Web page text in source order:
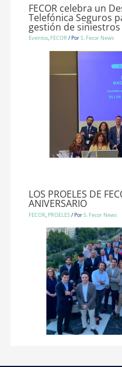
FECOR celebra un
Telefónica Seguros
gestión de siniestros
Eventos, FECOR / PorS. Fecor News
LOS PROELES DE
ANIVERSARIO
FECOR, PROELES/ PorS. Fecor News